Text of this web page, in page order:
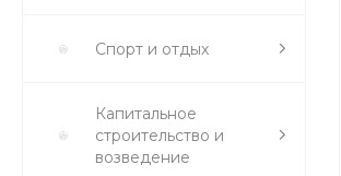
Спорт и отдых
Капитальное
строительство и
возведение